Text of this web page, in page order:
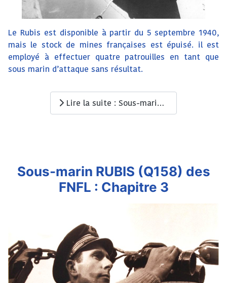
Le Rubis est disponible à partir du 5 septembre 1940,
mais le stock de mines françaises est épuisé. il est
employé à effectuer quatre patrouilles en tant que
sous marin d’attaque sans résultat.
Lire la suite : Sous-marin RUBIS (Q158) des FNFL : Chapitre 2
Sous-marin RUBIS (Q158) des
FNFL : Chapitre 3